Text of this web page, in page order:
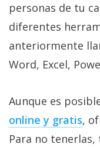
+
Más
temas
Foros
personas de tu
diferentes
anteriormente
Word, Excel,
Aunque es
online y gratis,
Para no